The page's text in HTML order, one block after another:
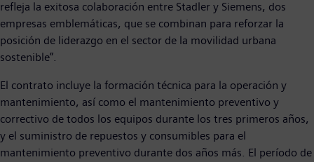
refleja la exitosa colaboración entre Stadler y Siemens, dos
empresas emblemáticas, que se combinan para reforzar la
posición de liderazgo en el sector de la movilidad urbana
sostenible”.
El contrato incluye la formación técnica para la operación y
mantenimiento, así como el mantenimiento preventivo y
correctivo de todos los equipos durante los tres primeros años,
y el suministro de repuestos y consumibles para el
mantenimiento preventivo durante dos años más. El período de